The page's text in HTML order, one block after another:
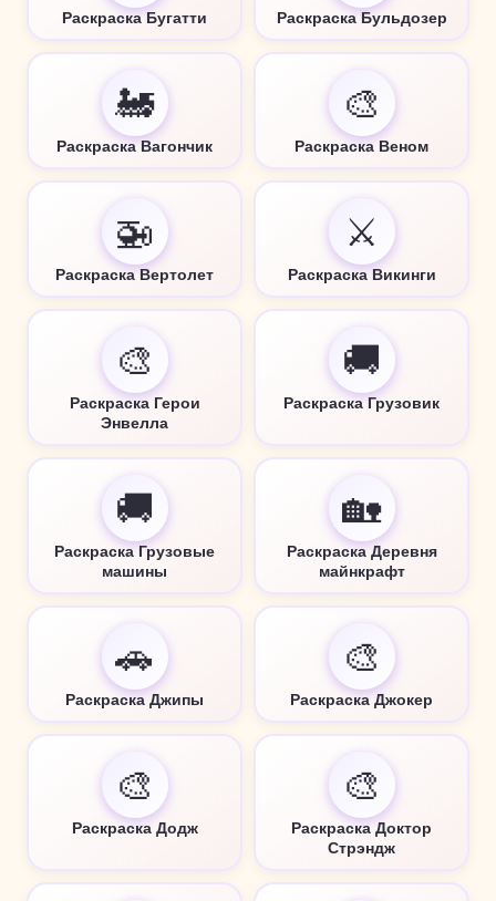
Раскраска Бугатти Раскраска Бульдозер
🚂
Раскраска Вагончик
🎨
Раскраска Веном
🚁
Раскраска Вертолет
⚔️
Раскраска Викинги
🎨
Раскраска Герои
Энвелла
🚚
Раскраска Грузовик
🚚
Раскраска Грузовые
машины
🏡
Раскраска Деревня
майнкрафт
🚗
Раскраска Джипы
🎨
Раскраска Джокер
🎨
Раскраска Додж
🎨
Раскраска Доктор
Стрэндж